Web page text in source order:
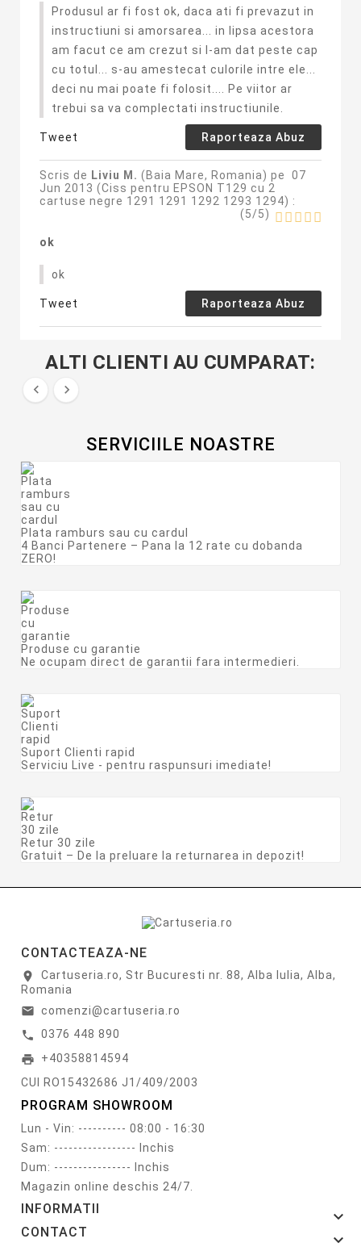
Produsul ar fi fost ok, daca ati fi prevazut in
instructiuni si amorsarea... in lipsa acestora
am facut ce am crezut si l-am dat peste cap
cu totul... s-au amestecat culorile intre ele...
deci nu mai poate fi folosit.... Pe viitor ar
trebui sa va complectati instructiunile.
Tweet Raporteaza Abuz
Scris de Liviu M. (Baia Mare, Romania) pe 07
Jun 2013 (Ciss pentru EPSON T129 cu 2
cartuse negre 1291 1291 1292 1293 1294) :
(5/5)
ok
ok
Tweet Raporteaza Abuz
ALTI CLIENTI AU CUMPARAT:
 
SERVICIILE NOASTRE
Plata ramburs sau cu cardul
4 Banci Partenere – Pana la 12 rate cu dobanda
ZERO!
Produse cu garantie
Ne ocupam direct de garantii fara intermedieri.
Suport Clienti rapid
Serviciu Live - pentru raspunsuri imediate!
Retur 30 zile
Gratuit – De la preluare la returnarea in depozit!
CONTACTEAZA-NE
location_on
Cartuseria.ro, Str Bucuresti nr. 88, Alba Iulia, Alba,
Romania
email comenzi@cartuseria.ro
call 0376 448 890
print
+40358814594
CUI RO15432686 J1/409/2003
PROGRAM SHOWROOM
Lun - Vin: ---------- 08:00 - 16:30
Sam: ----------------- Inchis
Dum: ---------------- Inchis
Magazin online deschis 24/7.
INFORMATII 
CONTACT 